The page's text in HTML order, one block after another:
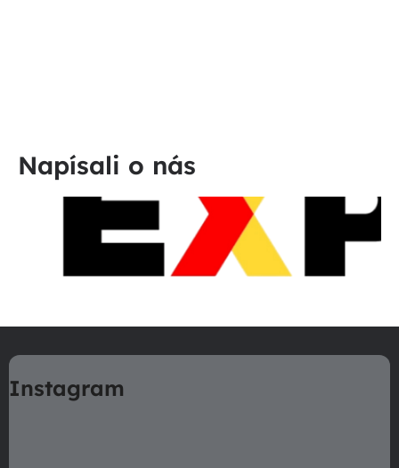
Napísali o nás
á
pInstagram